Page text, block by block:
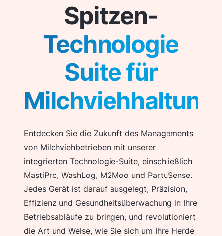
Spitzen-
Technologie
Suite für
Milchviehhaltung
Entdecken Sie die Zukunft des Managements
von Milchviehbetrieben mit unserer
integrierten Technologie-Suite, einschließlich
MastiPro, WashLog, M2Moo und PartuSense.
Jedes Gerät ist darauf ausgelegt, Präzision,
Effizienz und Gesundheitsüberwachung in Ihre
Betriebsabläufe zu bringen, und revolutioniert
die Art und Weise, wie Sie sich um Ihre Herde